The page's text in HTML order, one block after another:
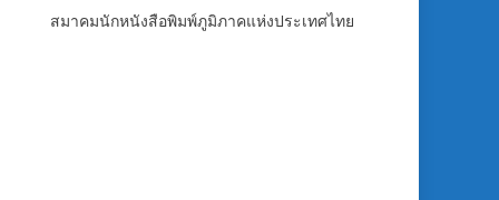
สมาคมนักหนังสือพิมพ์ภูมิภาคแห่งประเทศไทย